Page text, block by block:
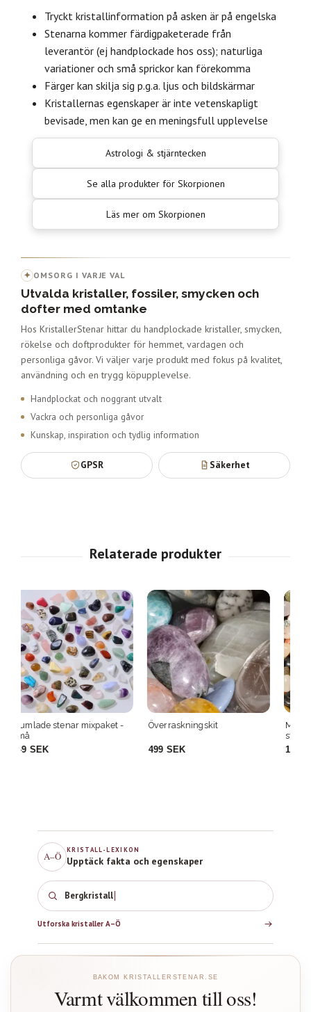
A–Ö
KRISTALL-LEXIKON
Upptäck fakta och egenskaper
Bergkristall
Utforska kristaller A–Ö
BAKOM KRISTALLERSTENAR.SE
Varmt välkommen till oss!
Tryckt kristallinformation på asken är på engelska
Stenarna kommer färdigpaketerade från
leverantör (ej handplockade hos oss); naturliga
variationer och små sprickor kan förekomma
Färger kan skilja sig p.g.a. ljus och bildskärmar
Kristallernas egenskaper är inte vetenskapligt
bevisade, men kan ge en meningsfull upplevelse
Astrologi & stjärntecken
Se alla produkter för Skorpionen
Läs mer om Skorpionen
✦ OMSORG I VARJE VAL
Utvalda kristaller, fossiler, smycken och
dofter med omtanke
Hos KristallerStenar hittar du handplockade kristaller, smycken,
rökelse och doftprodukter för hemmet, vardagen och
personliga gåvor. Vi väljer varje produkt med fokus på kvalitet,
användning och en trygg köpupplevelse.
Handplockat och noggrant utvalt
Vackra och personliga gåvor
Kunskap, inspiration och tydlig information
GPSR Säkerhet
Överraskningskit
499 SEK
Mega-mix med trumlade
199 SEK